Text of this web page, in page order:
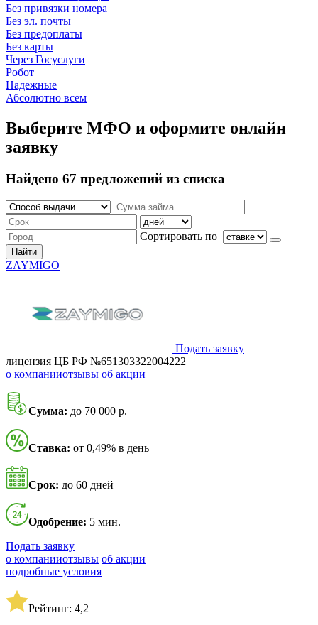
Без привязки номера
Без эл. почты
Без предоплаты
Без карты
Через Госуслуги
Робот
Надежные
Абсолютно всем
Выберите МФО и оформите онлайн
заявку
Найдено 67 предложений из списка
Сортировать по
Найти
ZAYMIGO
Подать заявку
лицензия ЦБ РФ №651303322004222
о компанииотзывы об акции
Сумма: до 70 000 р.
Ставка: от 0,49% в день
Срок: до 60 дней
Одобрение: 5 мин.
Подать заявку
о компанииотзывы об акции
подробные условия
Рейтинг: 4,2